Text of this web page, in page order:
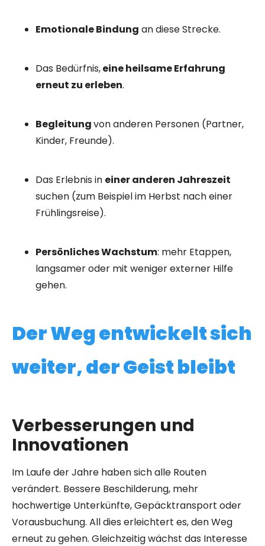
Emotionale Bindung an diese Strecke.
Das Bedürfnis,eine heilsame Erfahrung
erneut zu erleben.
Begleitungvon anderen Personen (Partner,
Kinder, Freunde).
Das Erlebnis in einer anderen Jahreszeit
suchen (zum Beispiel im Herbst nach einer
Frühlingsreise).
Persönliches Wachstum: mehr Etappen,
langsamer oder mit weniger externer Hilfe
gehen.
Der Weg entwickelt sich
weiter, der Geist bleibt
Verbesserungen und
Innovationen
Im Laufe der Jahre haben sich alle Routen
verändert. Bessere Beschilderung, mehr
hochwertige Unterkünfte, Gepäcktransport oder
Vorausbuchung. All dies erleichtert es, den Weg
erneut zu gehen. Gleichzeitig wächst das Interesse